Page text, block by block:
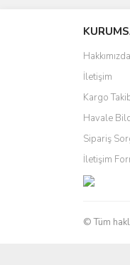
Hakkımızda
İletişim
Kargo
Havale
Sipariş
İletişim
© Tüm